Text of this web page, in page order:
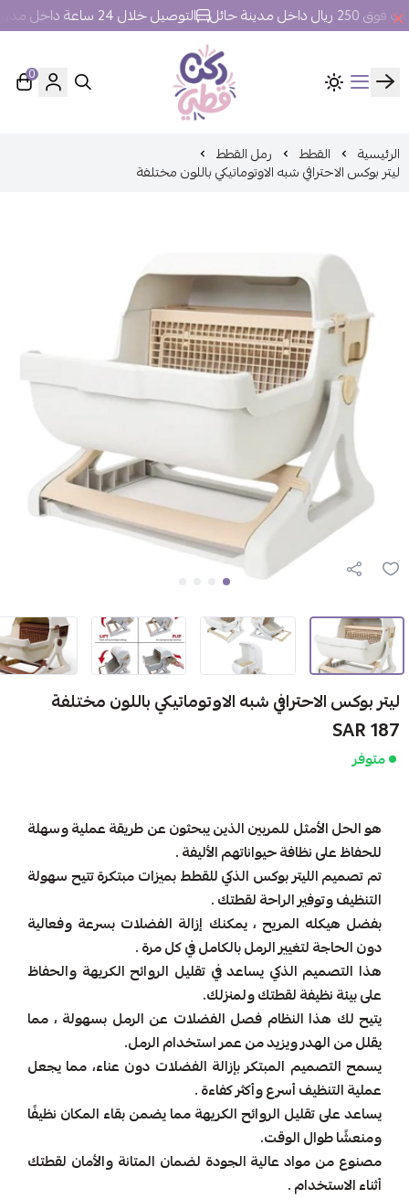
مدينة حائل التوصيل خلال 24 ساعة داخل مدينة حائل.
ركن قطي
0
الرئيسية القطط رمل القطط
ليتر بوكس الاحترافي شبه الاوتوماتيكي باللون مختلفة
ليتر بوكس الاحترافي شبه الاوتوماتيكي باللون مختلفة
187 SAR
متوفر
هو الحل الأمثل للمربين الذين يبحثون عن طريقة عملية وسهلة
للحفاظ على نظافة حيواناتهم الأليفة .
تم تصميم الليتر بوكس الذكي للقطط بميزات مبتكرة تتيح سهولة
التنظيف وتوفير الراحة لقطتك .
بفضل هيكله المريح ، يمكنك إزالة الفضلات بسرعة وفعالية
دون الحاجة لتغيير الرمل بالكامل في كل مرة .
هذا التصميم الذكي يساعد في تقليل الروائح الكريهة والحفاظ
على بيئة نظيفة لقطتك ولمنزلك.
يتيح لك هذا النظام فصل الفضلات عن الرمل بسهولة ، مما
يقلل من الهدر ويزيد من عمر استخدام الرمل.
يسمح التصميم المبتكر بإزالة الفضلات دون عناء، مما يجعل
عملية التنظيف أسرع وأكثر كفاءة .
يساعد على تقليل الروائح الكريهة مما يضمن بقاء المكان نظيفًا
ومنعشًا طوال الوقت.
مصنوع من مواد عالية الجودة لضمان المتانة والأمان لقطتك
أثناء الاستخدام .